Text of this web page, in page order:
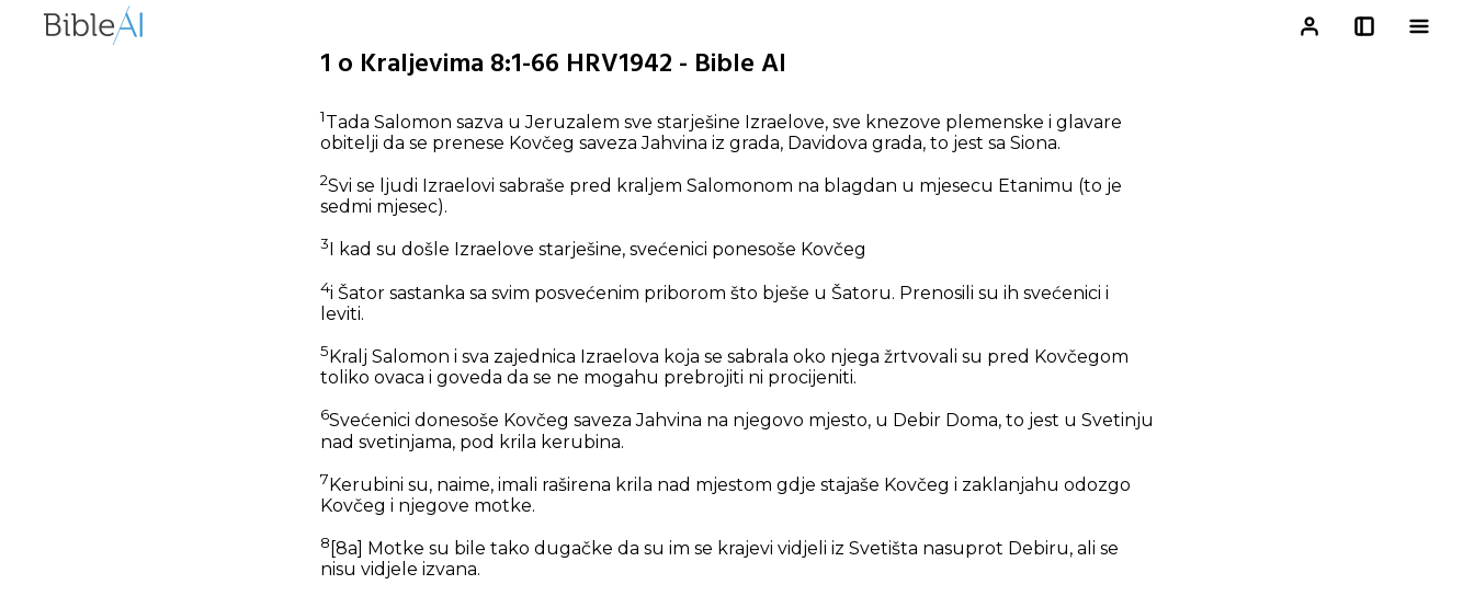
1 o Kraljevima 8:1-66 HRV1942 - Bible AI
1Tada Salomon sazva u Jeruzalem sve starješine Izraelove, sve knezove plemenske i glavare
obitelji da se prenese Kovčeg saveza Jahvina iz grada, Davidova grada, to jest sa Siona.
2Svi se ljudi Izraelovi sabraše pred kraljem Salomonom na blagdan u mjesecu Etanimu (to je
sedmi mjesec).
3 I kad su došle Izraelove starješine, svećenici ponesoše Kovčeg
4i Šator sastanka sa svim posvećenim priborom što bješe u Šatoru. Prenosili su ih svećenici i
leviti.
5 Kralj Salomon i sva zajednica Izraelova koja se sabrala oko njega žrtvovali su pred Kovčegom
toliko ovaca i goveda da se ne mogahu prebrojiti ni procijeniti.
6Svećenici donesoše Kovčeg saveza Jahvina na njegovo mjesto, u Debir Doma, to jest u Svetinju
nad svetinjama, pod krila kerubina.
7Kerubini su, naime, imali raširena krila nad mjestom gdje stajaše Kovčeg i zaklanjahu odozgo
Kovčeg i njegove motke.
8 [8a] Motke su bile tako dugačke da su im se krajevi vidjeli iz Svetišta nasuprot Debiru, ali se
nisu vidjele izvana.